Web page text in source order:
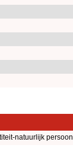
natuurlijk persoon